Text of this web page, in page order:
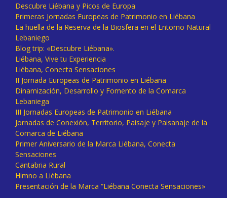
Descubre Liébana y Picos de Europa
Primeras Jornadas Europeas de Patrimonio en Liébana
La huella de la Reserva de la Biosfera en el Entorno Natural
Lebaniego
Blog trip: «Descubre Liébana».
Liébana, Vive tu Experiencia
Liébana, Conecta Sensaciones
II Jornada Europeas de Patrimonio en Liébana
Dinamización, Desarrollo y Fomento de la Comarca
Lebaniega
III Jornadas Europeas de Patrimonio en Liébana
Jornadas de Conexión, Territorio, Paisaje y Paisanaje de la
Comarca de Liébana
Primer Aniversario de la Marca Liébana, Conecta
Sensaciones
Cantabria Rural
Himno a Liébana
Presentación de la Marca “Liébana Conecta Sensaciones»